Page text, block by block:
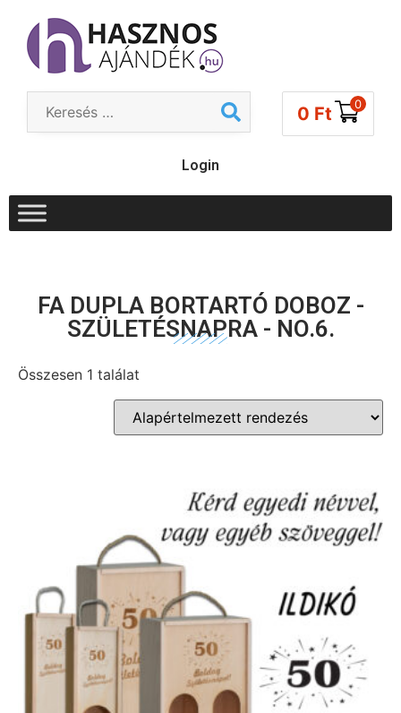
0 Ft 0
Login
FA DUPLA BORTARTÓ DOBOZ -
SZÜLETÉSNAPRA - NO.6.
Összesen 1 találat